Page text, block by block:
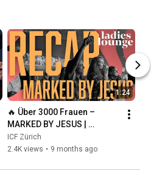
1:24
🔥 Über 3000 Frauen –
MARKED BY JESUS |
Highlights 2025
ICF Zürich
2.4K views • 9 months ago